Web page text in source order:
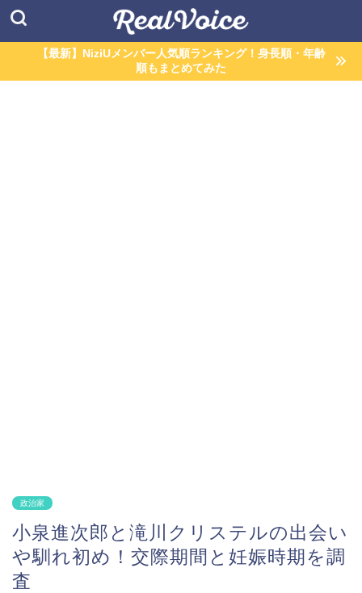
【最新】NiziUメンバー人気順ランキング！身長順・年齢
順もまとめてみた
政治家
小泉進次郎と滝川クリステルの出会い
や馴れ初め！交際期間と妊娠時期を調
査